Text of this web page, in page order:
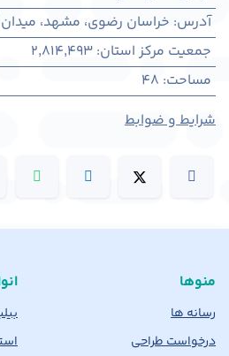
آدرس: خراسان رضوی، مشهد،
جمعیت مرکز استان:
2,814,493
مساحت:
48
شرایط و ضوابط
منوها
رسانه ها
درخواست طراحی